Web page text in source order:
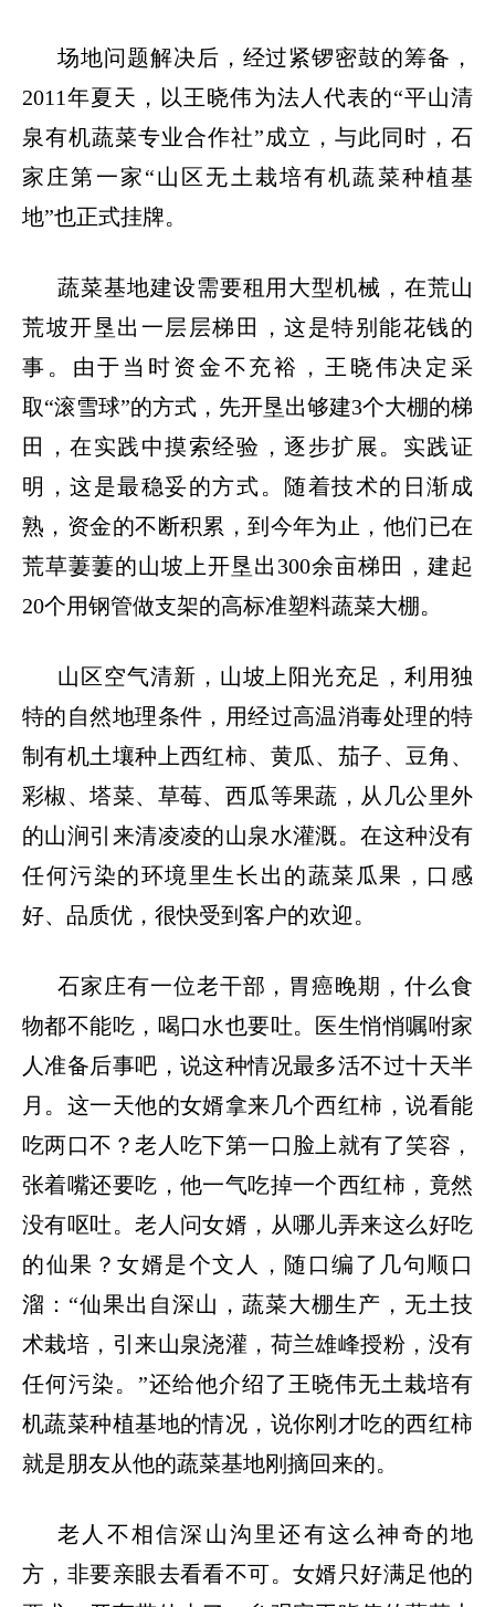
场地问题解决后，经过紧锣密鼓的筹备，
2011年夏天，以王晓伟为法人代表的“平山清
泉有机蔬菜专业合作社”成立，与此同时，石
家庄第一家“山区无土栽培有机蔬菜种植基
地”也正式挂牌。
蔬菜基地建设需要租用大型机械，在荒山
荒坡开垦出一层层梯田，这是特别能花钱的
事。由于当时资金不充裕，王晓伟决定采
取“滚雪球”的方式，先开垦出够建3个大棚的梯
田，在实践中摸索经验，逐步扩展。实践证
明，这是最稳妥的方式。随着技术的日渐成
熟，资金的不断积累，到今年为止，他们已在
荒草萋萋的山坡上开垦出300余亩梯田，建起
20个用钢管做支架的高标准塑料蔬菜大棚。
山区空气清新，山坡上阳光充足，利用独
特的自然地理条件，用经过高温消毒处理的特
制有机土壤种上西红柿、黄瓜、茄子、豆角、
彩椒、塔菜、草莓、西瓜等果蔬，从几公里外
的山涧引来清凌凌的山泉水灌溉。在这种没有
任何污染的环境里生长出的蔬菜瓜果，口感
好、品质优，很快受到客户的欢迎。
石家庄有一位老干部，胃癌晚期，什么食
物都不能吃，喝口水也要吐。医生悄悄嘱咐家
人准备后事吧，说这种情况最多活不过十天半
月。这一天他的女婿拿来几个西红柿，说看能
吃两口不？老人吃下第一口脸上就有了笑容，
张着嘴还要吃，他一气吃掉一个西红柿，竟然
没有呕吐。老人问女婿，从哪儿弄来这么好吃
的仙果？女婿是个文人，随口编了几句顺口
溜： “仙果出自深山，蔬菜大棚生产，无土技
术栽培，引来山泉浇灌，荷兰雄峰授粉，没有
任何污染。”还给他介绍了王晓伟无土栽培有
机蔬菜种植基地的情况，说你刚才吃的西红柿
就是朋友从他的蔬菜基地刚摘回来的。
老人不相信深山沟里还有这么神奇的地
方，非要亲眼去看看不可。女婿只好满足他的